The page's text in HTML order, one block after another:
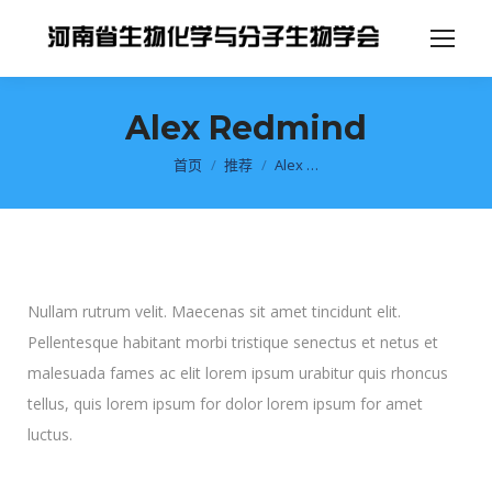
Alex Redmind
你在这里：
首页 推荐 Alex …
Nullam rutrum velit. Maecenas sit amet tincidunt elit.
Pellentesque habitant morbi tristique senectus et netus et
malesuada fames ac elit lorem ipsum urabitur quis rhoncus
tellus, quis lorem ipsum for dolor lorem ipsum for amet
luctus.